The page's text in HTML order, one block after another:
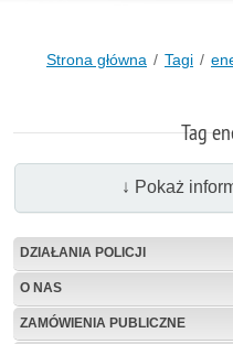
Strona główna Tagi
Tag
↓ Pokaż
DZIAŁANIA POLICJI
O NAS
ZAMÓWIENIA PUBLICZNE